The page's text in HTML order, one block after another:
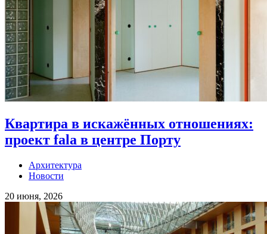
Квартира в искажённых отношениях:
проект fala в центре Порту
Архитектура
Новости
20 июня, 2026